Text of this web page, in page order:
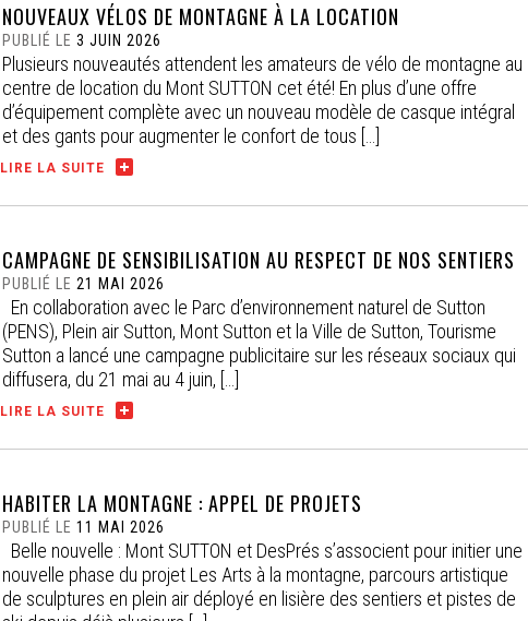
NOUVEAUX VÉLOS DE MONTAGNE À LA LOCATION
PUBLIÉ LE 3 JUIN 2026
Plusieurs nouveautés attendent les amateurs de vélo de montagne au
centre de location du Mont SUTTON cet été! En plus d’une offre
d’équipement complète avec un nouveau modèle de casque intégral
et des gants pour augmenter le confort de tous […]
LIRE LA SUITE
CAMPAGNE DE SENSIBILISATION AU RESPECT DE NOS SENTIERS
PUBLIÉ LE 21 MAI 2026
En collaboration avec le Parc d’environnement naturel de Sutton
(PENS), Plein air Sutton, Mont Sutton et la Ville de Sutton, Tourisme
Sutton a lancé une campagne publicitaire sur les réseaux sociaux qui
diffusera, du 21 mai au 4 juin, […]
LIRE LA SUITE
HABITER LA MONTAGNE : APPEL DE PROJETS
PUBLIÉ LE 11 MAI 2026
Belle nouvelle : Mont SUTTON et DesPrés s’associent pour initier une
nouvelle phase du projet Les Arts à la montagne, parcours artistique
de sculptures en plein air déployé en lisière des sentiers et pistes de